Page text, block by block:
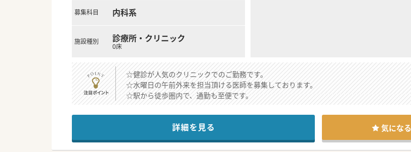
募集科目 内科系
施設種別 診療所・クリニック
0床
☆健診が人気のクリニックでのご勤務です。
☆水曜日の午前外来を担当頂ける医師を募集しております。
☆駅から徒歩圏内で、通勤も至便です。
詳細を見る 気になる